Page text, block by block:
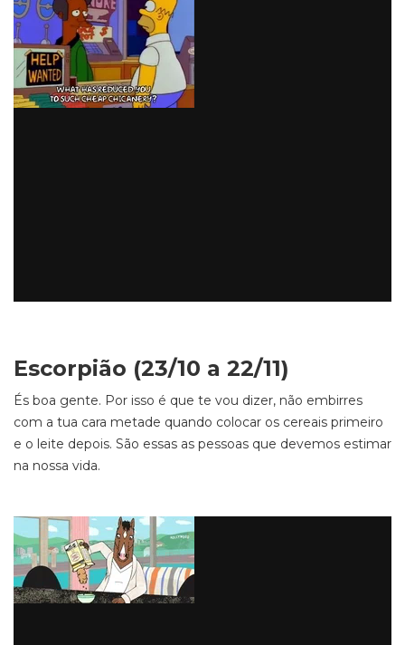
Escorpião (23/10 a 22/11)
És boa gente. Por isso é que te vou dizer, não embirres
com a tua cara metade quando colocar os cereais primeiro
e o leite depois. São essas as pessoas que devemos estimar
na nossa vida.